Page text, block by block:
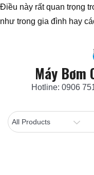
Điều này rất quan trọng
như trong gia đình hay
Máy Bơm
Hotline: 0906